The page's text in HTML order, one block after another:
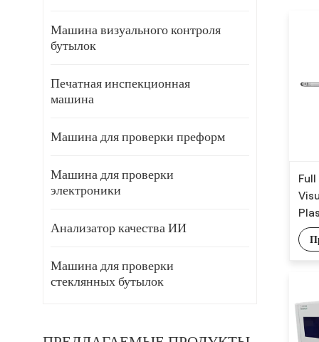
Машина визуального контроля
бутылок
Печатная инспекционная
машина
Машина для проверки преформ
Машина для проверки
электроники
Анализатор качества ИИ
Машина для проверки
стеклянных бутылок